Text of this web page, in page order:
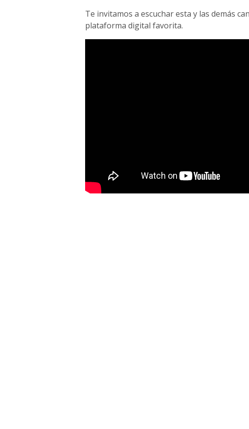
Te invitamos a escuchar esta y las demás
plataforma digital favorita.